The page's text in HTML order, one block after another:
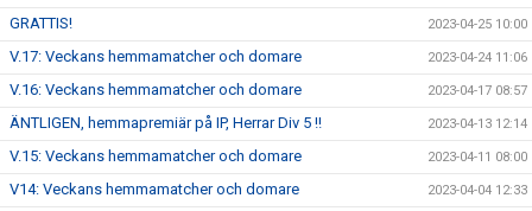
GRATTIS! 2023-04-25 10:00
V.17: Veckans hemmamatcher och domare 2023-04-24 11:06
V.16: Veckans hemmamatcher och domare 2023-04-17 08:57
ÄNTLIGEN, hemmapremiär på IP, Herrar Div 5 !! 2023-04-13 12:14
V.15: Veckans hemmamatcher och domare 2023-04-11 08:00
V14: Veckans hemmamatcher och domare 2023-04-04 12:33